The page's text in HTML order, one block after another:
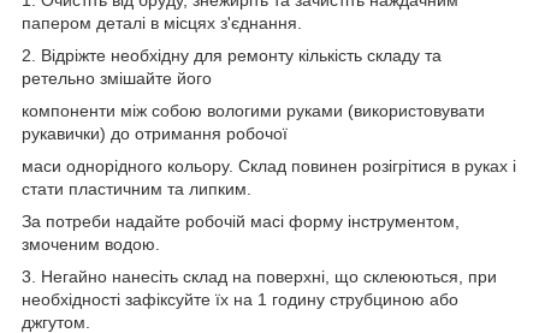
папером деталі в місцях з'єднання.
2. Відріжте необхідну для ремонту кількість складу та
ретельно змішайте його
компоненти між собою вологими руками (використовувати
рукавички) до отримання робочої
маси однорідного кольору. Склад повинен розігрітися в руках і
стати пластичним та липким.
За потреби надайте робочій масі форму інструментом,
змоченим водою.
3. Негайно нанесіть склад на поверхні, що склеюються, при
необхідності зафіксуйте їх на 1 годину струбциною або
джгутом.